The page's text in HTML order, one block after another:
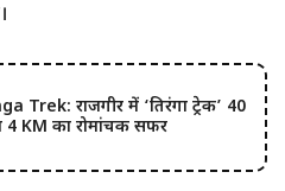
Trek: राजगीर में ‘तिरंगा ट्रेक’ 40
KM का रोमांचक सफर